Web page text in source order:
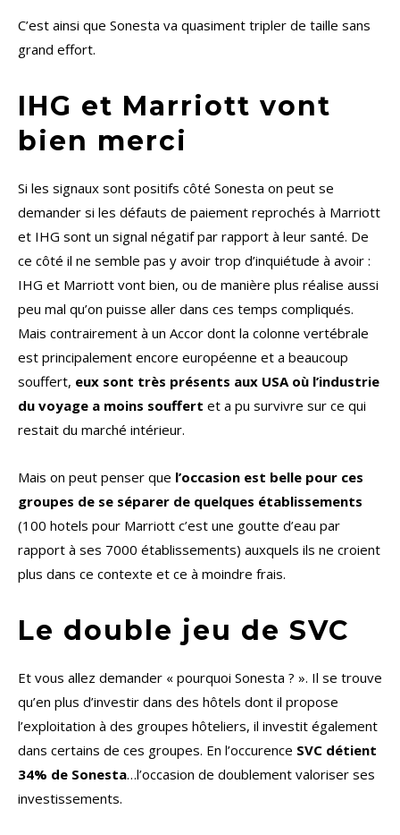
C’est ainsi que Sonesta va quasiment tripler de taille sans
grand effort.
IHG et Marriott vont
bien merci
Si les signaux sont positifs côté Sonesta on peut se
demander si les défauts de paiement reprochés à Marriott
et IHG sont un signal négatif par rapport à leur santé. De
ce côté il ne semble pas y avoir trop d’inquiétude à avoir :
IHG et Marriott vont bien, ou de manière plus réalise aussi
peu mal qu’on puisse aller dans ces temps compliqués.
Mais contrairement à un Accor dont la colonne vertébrale
est principalement encore européenne et a beaucoup
souffert, eux sont très présents aux USA où l’industrie
du voyage a moins souffert et a pu survivre sur ce qui
restait du marché intérieur.
Mais on peut penser que l’occasion est belle pour ces
groupes de se séparer de quelques établissements
(100 hotels pour Marriott c’est une goutte d’eau par
rapport à ses 7000 établissements) auxquels ils ne croient
plus dans ce contexte et ce à moindre frais.
Le double jeu de SVC
Et vous allez demander « pourquoi Sonesta ? ». Il se trouve
qu’en plus d’investir dans des hôtels dont il propose
l’exploitation à des groupes hôteliers, il investit également
dans certains de ces groupes. En l’occurence SVC détient
34% de Sonesta…l’occasion de doublement valoriser ses
investissements.